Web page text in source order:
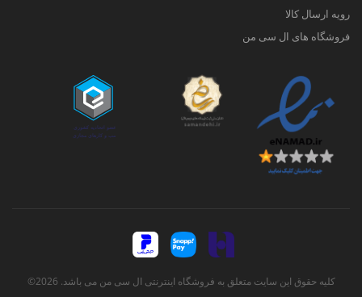
رویه ارسال کالا
فروشگاه های ال سی من
کلیه حقوق این سایت متعلق به فروشگاه اینترنتی ال سی من می باشد. 2026©